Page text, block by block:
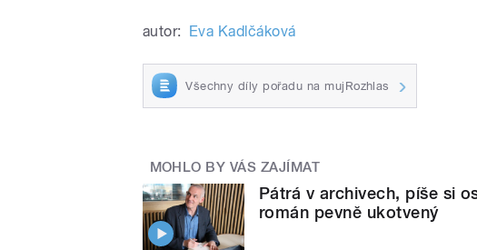
autor: Eva Kadlčáková
Všechny díly pořadu na mujRozhlas
MOHLO BY VÁS ZAJÍMAT
Pátrá v archivech, píše si
román pevně ukotvený